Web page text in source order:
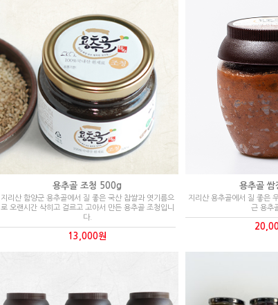
용추골 조청 500g
지리산 함양군 용추골에서 질 좋은 국산 찹쌀과 엿기름으
로 오랜시간 삭히고 걸르고 고아서 만든 용추골 조청입니
다.
13,000원
용추골
지리산 용추골에서 질 좋은
근 용추